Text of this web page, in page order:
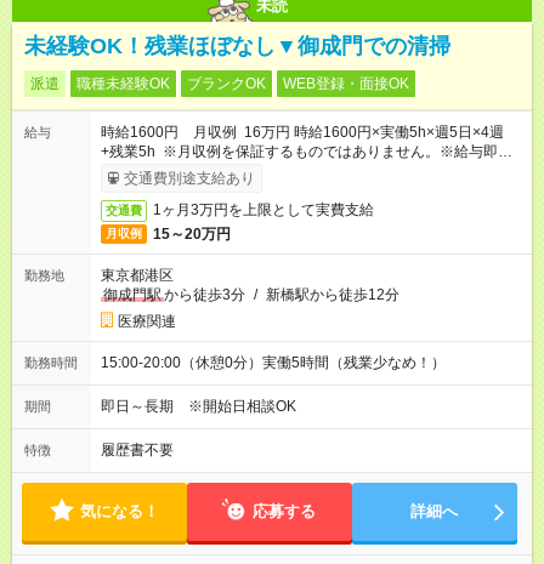
未読
未経験OK！残業ほぼなし▼御成門での清掃
派遣 職種未経験OK ブランクOK WEB登録・面接OK
給与
時給1600円 月収例 16万円 時給1600円×実働5h×週5日×4週
+残業5h ※月収例を保証するものではありません。※給与即受取
りサービス利用可（利用条件有）
交通費別途支給あり
交通費 1ヶ月3万円を上限として実費支給
月収例 15～20万円
勤務地
東京都港区
御成門駅から徒歩3分 / 新橋駅から徒歩12分
医療関連
勤務時間 15:00-20:00（休憩0分）実働5時間（残業少なめ！）
期間 即日～長期 ※開始日相談OK
特徴 履歴書不要
気になる！ 応募する 詳細へ